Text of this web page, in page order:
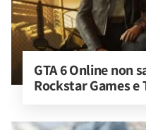
GTA 6 Online non
Rockstar Games e